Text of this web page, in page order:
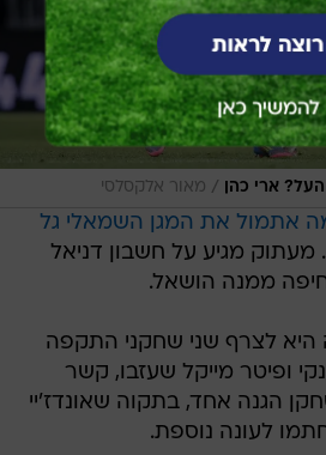
ארי כהן / מאור אלקסלסי
אתמול את המגן השמאלי גל
מעתוק מגיע על חשבון דניאל
חיפה ממנה הושאל.
לצרף שני שחקני התקפה
ופיטר מייקל שעזבו, קשר
הגנה אחד, בתקוה שאונדז'יי
לעונה נוספת.